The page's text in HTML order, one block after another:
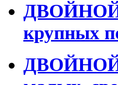
ДВОЙНОЙ
крупных
ДВОЙНОЙ